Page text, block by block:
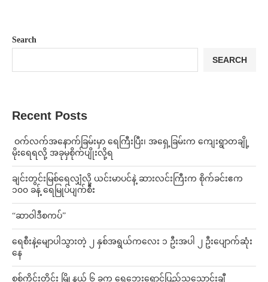
Search
SEARCH
Recent Posts
⁩ ⁨ဝက်လက်အနောက်ခြမ်းမှာ ရေကြီးပြီး၊ အရှေ့ခြမ်းက ကျေးရွာတချို့
မိုးရေရလို့ အခုမှစိုက်ပျိုးလို့ရ
ချင်းတွင်းမြစ်ရေလျှံလို့ ယင်းမာပင်နဲ့ ဆားလင်းကြီးက စိုက်ခင်းဧက
၁၀၀ ခန့် ရေမြုပ်ပျက်စီး
“ဆာဝါဒီစကပ်”
ရေစီးနဲ့မျောပါသွားတဲ့ ၂ နှစ်အရွယ်ကလေး ၁ ဦးအပါ ၂ ဦးပျောက်ဆုံး
နေ
စစ်ကိုင်းတိုင်း မြို့နယ် ၆ ခုက ရေဘေးရှောင်ပြည်သူသောင်းချီ